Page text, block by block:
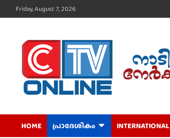
to
Friday, August 7, 2026
CTV Online
HOME പ്രാദേശികം INTERNATIONAL